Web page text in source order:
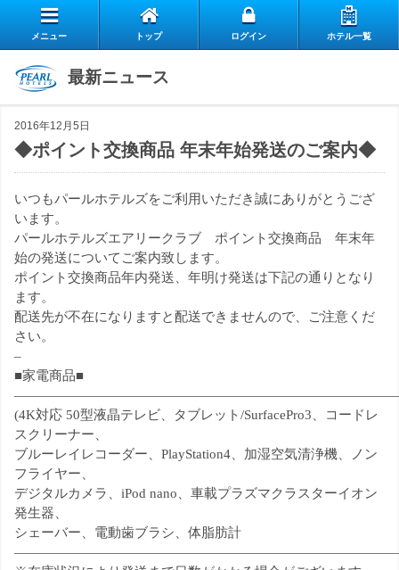
リ
ー
ク
ラ
ブ
の
ご
案
内
慢
の
朝
食
タ
ッ
フ
の
想
い
お
客
様
の
声
よ
く
あ
る
質
問
お
問
い
合
わ
せ
閉じる
メニュー トップ ログイン ホテル一覧
最新ニュース
2016年12月5日
◆ポイント交換商品 年末年始発送のご案内◆
いつもパールホテルズをご利用いただき誠にありがとうござ
います。
パールホテルズエアリークラブ ポイント交換商品 年末年
始の発送についてご案内致します。
ポイント交換商品年内発送、年明け発送は下記の通りとなり
ます。
配送先が不在になりますと配送できませんので、ご注意くだ
さい。
–
■家電商品■
(4K対応 50型液晶テレビ、タブレット/SurfacePro3 、コードレ
スクリーナー、
ブルーレイレコーダー、PlayStation4 、加湿空気清浄機、ノン
フライヤー、
デジタルカメラ、iPod nano 、車載プラズマクラスターイオン
発生器、
シェーバー、電動歯ブラシ、体脂肪計